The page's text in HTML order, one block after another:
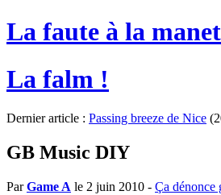
La faute à la
La falm !
Dernier article : Passing breeze de Nice
GB Music DIY
ParGame A le 2 juin 2010 - Ça dénonce